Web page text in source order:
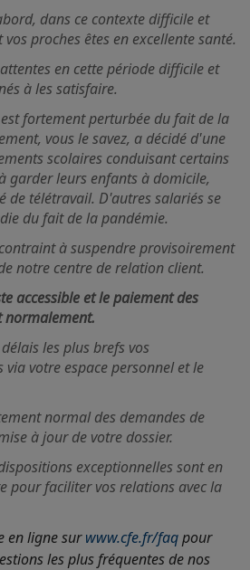
dans ce contexte difficile et
proches êtes en excellente santé.
en cette période difficile et
à les satisfaire.
fortement perturbée du fait de la
vous le savez, a décidé d'une
scolaires conduisant certains
garder leurs enfants à domicile,
de télétravail. D'autres salariés se
du fait de la pandémie.
à suspendre provisoirement
notre centre de relation client.
accessible et le paiement des
normalement.
les plus brefs vos
votre espace personnel et le
normal des demandes de
à jour de votre dossier.
exceptionnelles sont en
pour faciliter vos relations avec la
en ligne surwww.cfe.fr/faqpour
les plus fréquentes de nos